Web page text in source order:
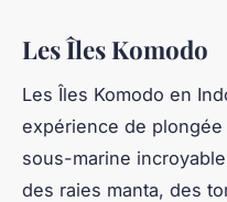
Les Îles Komodo
Les Îles Komodo en
expérience de
sous-marine
des raies manta, des